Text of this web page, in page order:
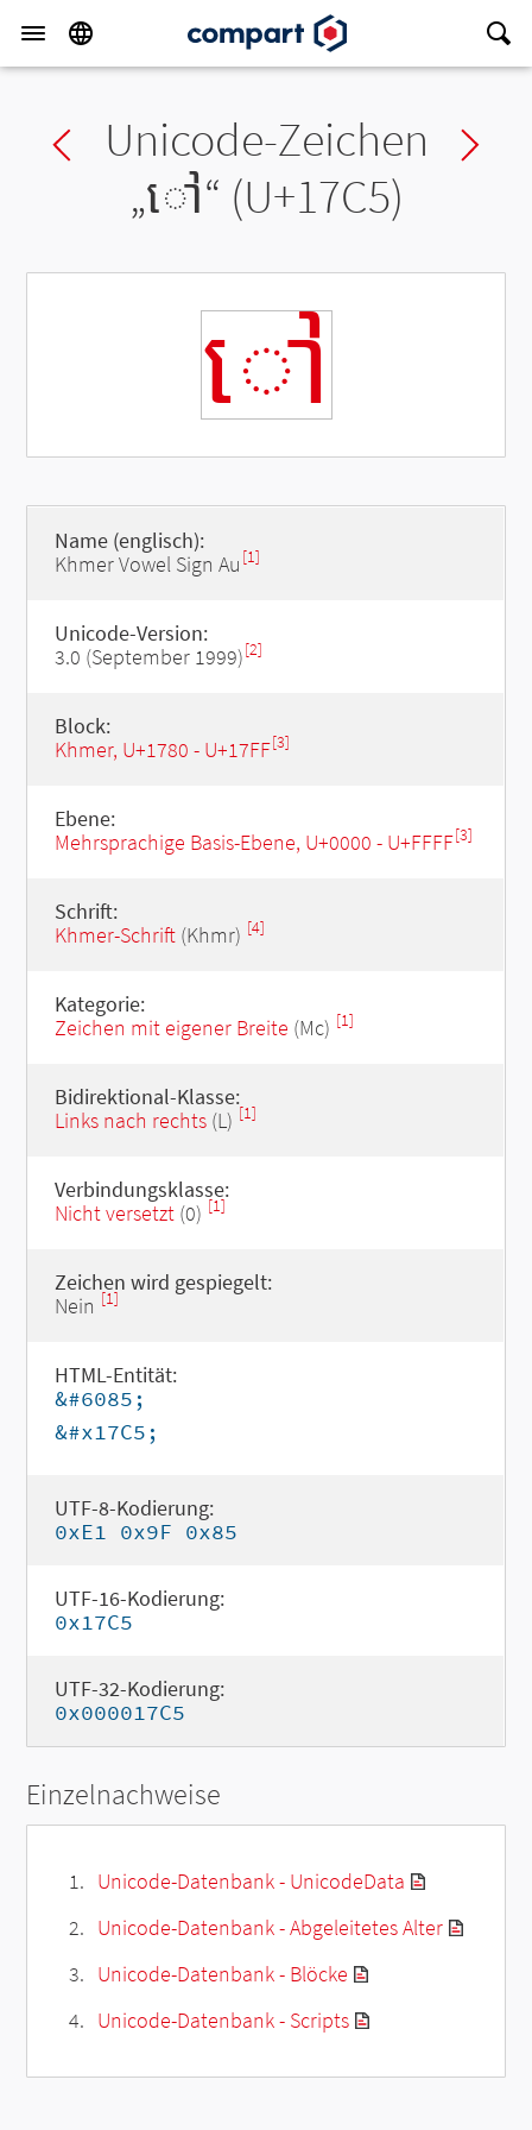
Previous char
Unicode-Zeichen
„ៅ“ (U+17C5)
ៅ
Name (englisch):
Khmer Vowel Sign Au [1]
Unicode-Version:
3.0 (September 1999)[2]
Block:
Khmer, U+1780 - U+17FF[3]
Ebene:
Mehrsprachige Basis-Ebene, U+0000 - U+FFFF[3]
Schrift:
Khmer-Schrift(Khmr) [4]
Kategorie:
Zeichen mit eigener Breite (Mc) [1]
Bidirektional-Klasse:
Links nach rechts(L) [1]
Verbindungsklasse:
Nicht versetzt(0) [1]
Zeichen wird gespiegelt:
Nein [1]
HTML-Entität:
&#6085;
&#x17C5;
UTF-8-Kodierung:
0xE1 0x9F 0x85
UTF-16-Kodierung:
0x17C5
UTF-32-Kodierung:
0x000017C5
Einzelnachweise
Unicode-Datenbank - UnicodeData
Unicode-Datenbank - Abgeleitetes Alter
Unicode-Datenbank - Blöcke
Unicode-Datenbank - Scripts